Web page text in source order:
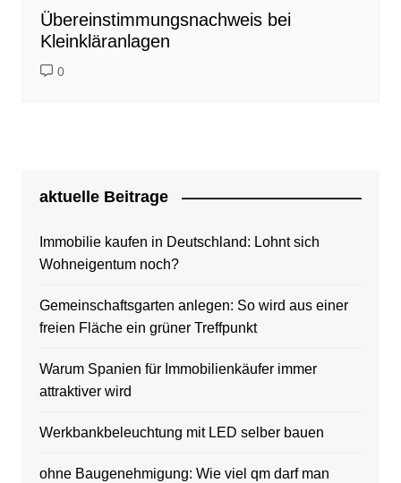
Übereinstimmungsnachweis bei
Kleinkläranlagen
0
aktuelle Beitrage
Immobilie kaufen in Deutschland: Lohnt sich
Wohneigentum noch?
Gemeinschaftsgarten anlegen: So wird aus einer
freien Fläche ein grüner Treffpunkt
Warum Spanien für Immobilienkäufer immer
attraktiver wird
Werkbankbeleuchtung mit LED selber bauen
ohne Baugenehmigung: Wie viel qm darf man